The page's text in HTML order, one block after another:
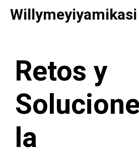
Saltar
Willymeyiyamikasi
Retos y
la